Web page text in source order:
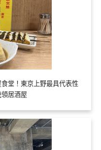
堂！東京上野最具代表性
居酒屋